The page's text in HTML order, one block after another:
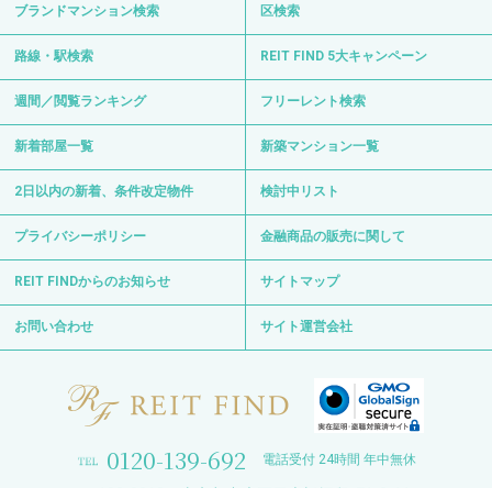
ブランドマンション検索 区検索
路線・駅検索 REIT FIND 5大キャンペーン
週間／閲覧ランキング フリーレント検索
新着部屋一覧 新築マンション一覧
2日以内の新着、条件改定物件 検討中リスト
プライバシーポリシー 金融商品の販売に関して
REIT FINDからのお知らせ サイトマップ
お問い合わせ サイト運営会社
0120-139-692 電話受付 24時間 年中無休